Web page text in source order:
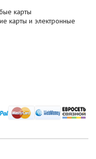
карты
карты и электронные